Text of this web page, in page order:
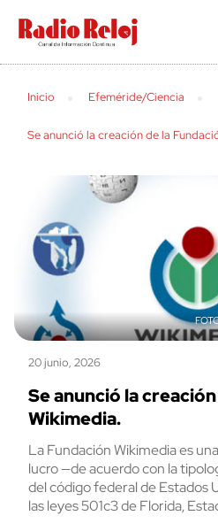
cerrar
Inicio Efeméride/Ciencia
Se anunció la creación de la
20 junio, 2026
Se anunció la
Wikimedia.
La Fundación Wikimedia es
lucro —de acuerdo con la
del código federal de Estados
las leyes 501c3 de Florida,